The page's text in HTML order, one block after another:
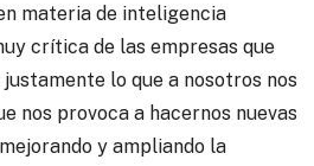
materia de inteligencia
crítica de las empresas que
lo que a nosotros nos
nos provoca a hacernos nuevas
y ampliando la